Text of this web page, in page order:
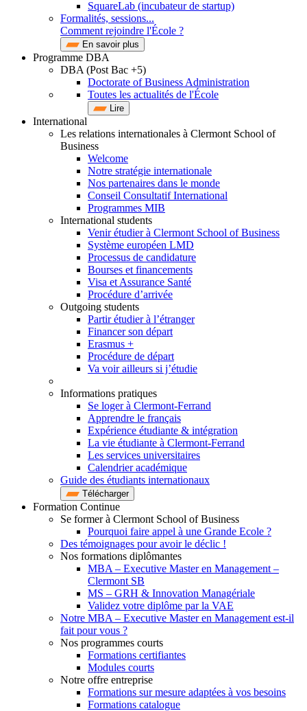
SquareLab (incubateur de startup)
Formalités, sessions...
Comment rejoindre l'École ?
En savoir plus
Programme DBA
DBA (Post Bac +5)
Doctorate of Business Administration
Toutes les actualités de l'École
Lire
International
Les relations internationales à Clermont School of
Business
Welcome
Notre stratégie internationale
Nos partenaires dans le monde
Conseil Consultatif International
Programmes MIB
International students
Venir étudier à Clermont School of Business
Système européen LMD
Processus de candidature
Bourses et financements
Visa et Assurance Santé
Procédure d’arrivée
Outgoing students
Partir étudier à l’étranger
Financer son départ
Erasmus +
Procédure de départ
Va voir ailleurs si j’étudie
Informations pratiques
Se loger à Clermont-Ferrand
Apprendre le français
Expérience étudiante & intégration
La vie étudiante à Clermont-Ferrand
Les services universitaires
Calendrier académique
Guide des étudiants internationaux
Télécharger
Formation Continue
Se former à Clermont School of Business
Pourquoi faire appel à une Grande Ecole ?
Des témoignages pour avoir le déclic !
Nos formations diplômantes
MBA – Executive Master en Management –
Clermont SB
MS – GRH & Innovation Managériale
Validez votre diplôme par la VAE
Notre MBA – Executive Master en Management est-il
fait pour vous ?
Nos programmes courts
Formations certifiantes
Modules courts
Notre offre entreprise
Formations sur mesure adaptées à vos besoins
Formations catalogue